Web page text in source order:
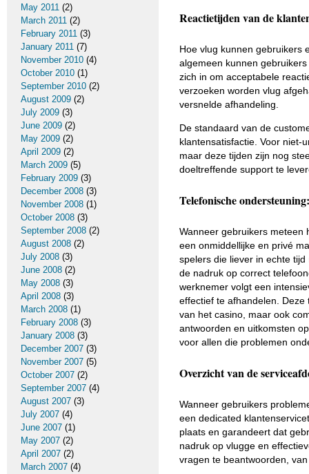
Reactietijden van de
Hoe vlug kunnen gebruikers
algemeen kunnen
zich in om acceptabele
verzoeken worden vlug
versnelde afhandeling.
De standaard van de
klantensatisfactie. Voor niet-
maar deze tijden zijn nog
doeltreffende support te
Telefonische
Wanneer gebruikers meteen
een onmiddellijke en privé
spelers die liever in echte
de nadruk op correct
werknemer volgt een
effectief te afhandelen.
van het casino, maar ook
antwoorden en uitkomsten
voor allen die problemen
Overzicht van de
Wanneer gebruikers
een dedicated
plaats en garandeert dat
nadruk op vlugge en
vragen te beantwoorden,
May 2011 (2)
March 2011 (2)
February 2011 (3)
January 2011 (7)
November 2010 (4)
October 2010 (1)
September 2010 (2)
August 2009 (2)
July 2009 (3)
June 2009 (2)
May 2009 (2)
April 2009 (2)
March 2009 (5)
February 2009 (3)
December 2008 (3)
November 2008 (1)
October 2008 (3)
September 2008 (2)
August 2008 (2)
July 2008 (3)
June 2008 (2)
May 2008 (3)
April 2008 (3)
March 2008 (1)
February 2008 (3)
January 2008 (3)
December 2007 (3)
November 2007 (5)
October 2007 (2)
September 2007 (4)
August 2007 (3)
July 2007 (4)
June 2007 (1)
May 2007 (2)
April 2007 (2)
March 2007 (4)